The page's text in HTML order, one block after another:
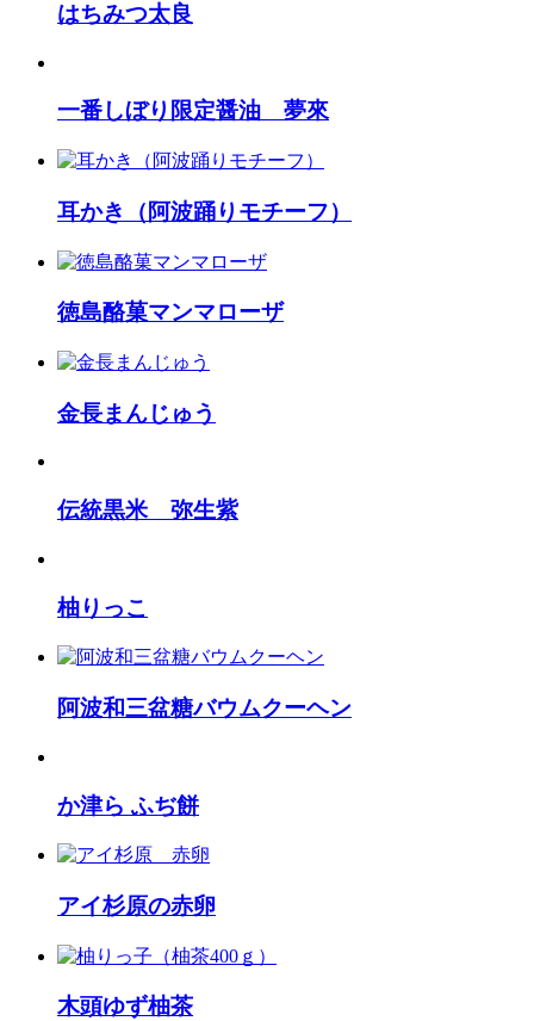
はちみつ太良
一番しぼり限定醤油 夢來
耳かき（阿波踊りモチーフ）
徳島酪菓マンマローザ
金長まんじゅう
伝統黒米 弥生紫
柚りっこ
阿波和三盆糖バウムクーヘン
か津ら ふぢ餅
アイ杉原の赤卵
木頭ゆず柚茶